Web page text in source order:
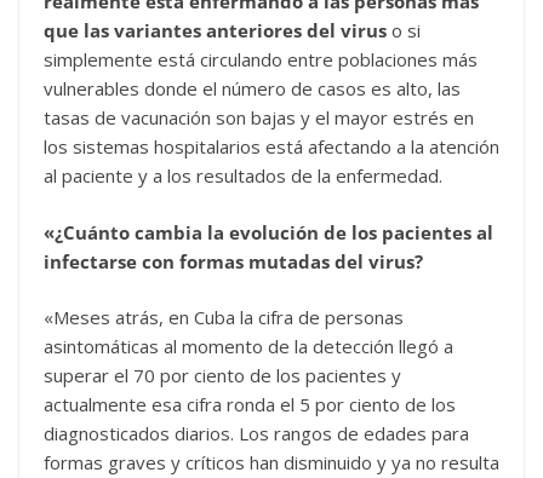
que las variantes anteriores del virus o si
simplemente está circulando entre poblaciones más
vulnerables donde el número de casos es alto, las
tasas de vacunación son bajas y el mayor estrés en
los sistemas hospitalarios está afectando a la atención
al paciente y a los resultados de la enfermedad.
«¿Cuánto cambia la evolución de los pacientes al
infectarse con formas mutadas del virus?
«Meses atrás, en Cuba la cifra de personas
asintomáticas al momento de la detección llegó a
superar el 70 por ciento de los pacientes y
actualmente esa cifra ronda el 5 por ciento de los
diagnosticados diarios. Los rangos de edades para
formas graves y críticos han disminuido y ya no resulta